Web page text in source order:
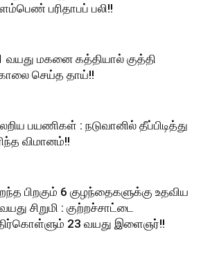
பரிதாபப் பலி!!
வயது மகனை கத்தியால் குத்தி
செய்த தாய்!!
பயணிகள் : நடுவானில் தீப்பிடித்து
விமானம்!!
பிறகும் 6 குழந்தைகளுக்கு உதவிய
சிறுமி : குற்றச்சாட்டை
23 வயது இளைஞர்!!